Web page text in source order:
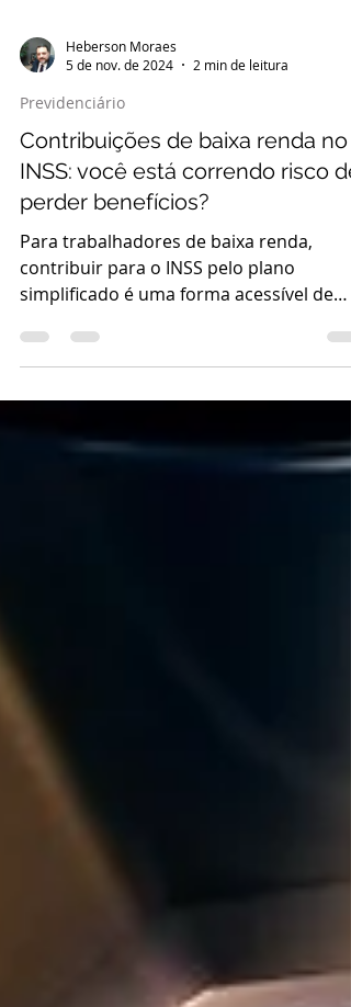
Heberson Moraes
5 de nov. de 2024
Previdenciário
Contribuições de baixa renda no
INSS: você está correndo risco de
perder benefícios?
Para trabalhadores de baixa renda,
simplificado é uma forma acessível de
garantir o direito à...